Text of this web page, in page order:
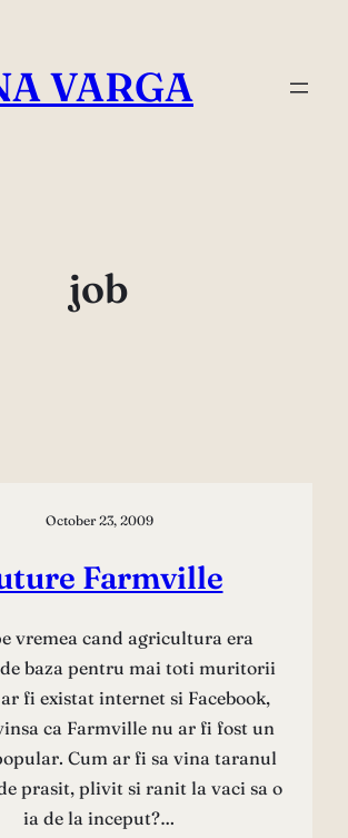
VARGA
job
October 23, 2009
Farmville
vremea cand agricultura era
baza pentru mai toti muritorii
fi existat internet si Facebook,
ca Farmville nu ar fi fost un
Cum ar fi sa vina taranul
prasit, plivit si ranit la vaci sa o
ia de la inceput?…